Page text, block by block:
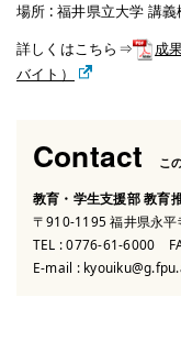
場所 : 福井県立大学 講
詳しくはこちら⇒
成
バイト）
Contact こ
教育・学生支援部 教育
〒910-1195 福井県永
TEL :0776-61-6000
E-mail :